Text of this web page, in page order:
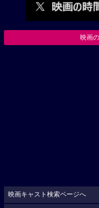
映画
映画キャスト検索ページへ